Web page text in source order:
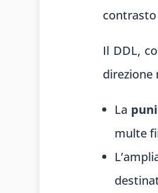
Il DDL,
direzione
La
multe